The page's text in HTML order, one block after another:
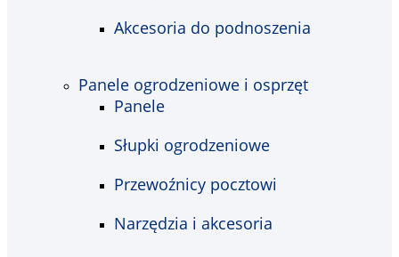
Akcesoria do podnoszenia
Panele ogrodzeniowe i osprzęt
Panele
Słupki ogrodzeniowe
Przewoźnicy pocztowi
Narzędzia i akcesoria